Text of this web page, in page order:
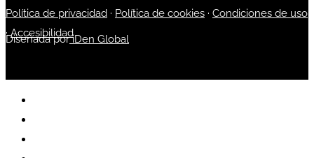
Política de privacidad · Política de cookies · Condiciones de uso
·Accesibilidad
Diseñada poriDen Global